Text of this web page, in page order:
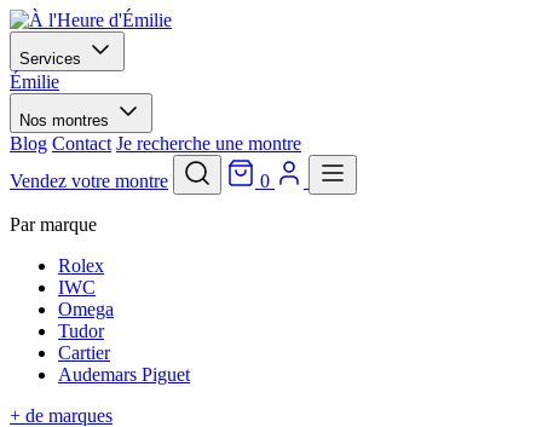
Services
Émilie
Nos montres
Blog Contact Je recherche une montre
Vendez votre montre
0
Par marque
Rolex
IWC
Omega
Tudor
Cartier
Audemars Piguet
+ de marques